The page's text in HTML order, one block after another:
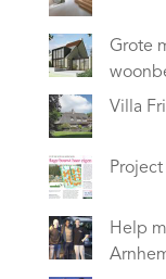
Grote
Villa
Help